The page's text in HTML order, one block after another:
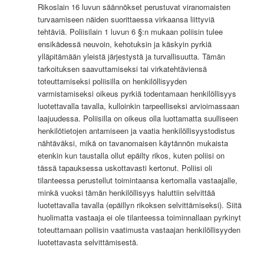
Rikoslain 16 luvun säännökset perustuvat viranomaisten
turvaamiseen näiden suorittaessa virkaansa liittyviä
tehtäviä. Poliisilain 1 luvun 6 §:n mukaan poliisin tulee
ensikädessä neuvoin, kehotuksin ja käskyin pyrkiä
ylläpitämään yleistä järjestystä ja turvallisuutta. Tämän
tarkoituksen saavuttamiseksi tai virkatehtäviensä
toteuttamiseksi poliisilla on henkilöllisyyden
varmistamiseksi oikeus pyrkiä todentamaan henkilöllisyys
luotettavalla tavalla, kulloinkin tarpeelliseksi arvioimassaan
laajuudessa. Poliisilla on oikeus olla luottamatta suulliseen
henkilötietojen antamiseen ja vaatia henkilöllisyystodistus
nähtäväksi, mikä on tavanomaisen käytännön mukaista
etenkin kun taustalla ollut epäilty rikos, kuten poliisi on
tässä tapauksessa uskottavasti kertonut. Poliisi oli
tilanteessa perustellut toimintaansa kertomalla vastaajalle,
minkä vuoksi tämän henkilöllisyys haluttiin selvittää
luotettavalla tavalla (epäillyn rikoksen selvittämiseksi). Siitä
huolimatta vastaaja ei ole tilanteessa toiminnallaan pyrkinyt
toteuttamaan poliisin vaatimusta vastaajan henkilöllisyyden
luotettavasta selvittämisestä.